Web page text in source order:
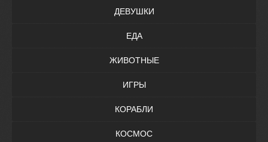
ДЕВУШКИ
ЕДА
ЖИВОТНЫЕ
ИГРЫ
КОРАБЛИ
КОСМОС